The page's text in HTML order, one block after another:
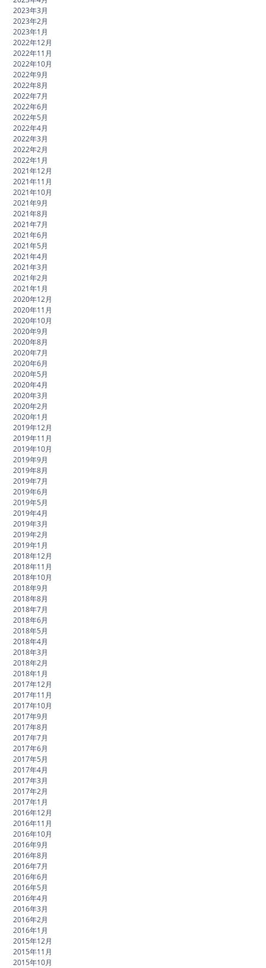
2023年3月
2023年2月
2023年1月
2022年12月
2022年11月
2022年10月
2022年9月
2022年8月
2022年7月
2022年6月
2022年5月
2022年4月
2022年3月
2022年2月
2022年1月
2021年12月
2021年11月
2021年10月
2021年9月
2021年8月
2021年7月
2021年6月
2021年5月
2021年4月
2021年3月
2021年2月
2021年1月
2020年12月
2020年11月
2020年10月
2020年9月
2020年8月
2020年7月
2020年6月
2020年5月
2020年4月
2020年3月
2020年2月
2020年1月
2019年12月
2019年11月
2019年10月
2019年9月
2019年8月
2019年7月
2019年6月
2019年5月
2019年4月
2019年3月
2019年2月
2019年1月
2018年12月
2018年11月
2018年10月
2018年9月
2018年8月
2018年7月
2018年6月
2018年5月
2018年4月
2018年3月
2018年2月
2018年1月
2017年12月
2017年11月
2017年10月
2017年9月
2017年8月
2017年7月
2017年6月
2017年5月
2017年4月
2017年3月
2017年2月
2017年1月
2016年12月
2016年11月
2016年10月
2016年9月
2016年8月
2016年7月
2016年6月
2016年5月
2016年4月
2016年3月
2016年2月
2016年1月
2015年12月
2015年11月
2015年10月